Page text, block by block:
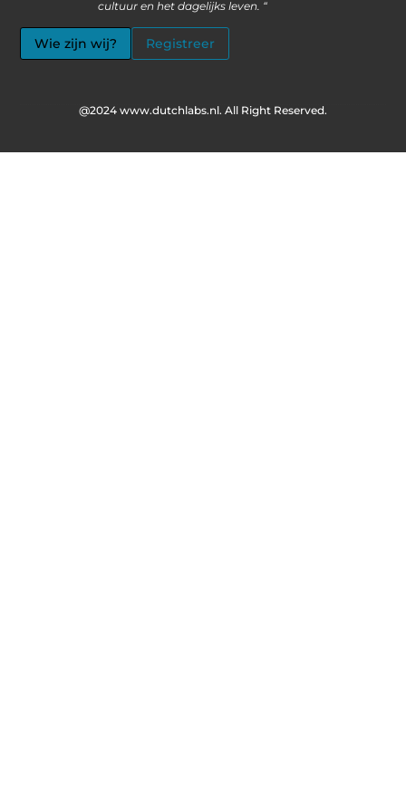
cultuur en het dagelijks leven. “
Wie zijn wij? Registreer
@2024 www.dutchlabs.nl. All Right Reserved.